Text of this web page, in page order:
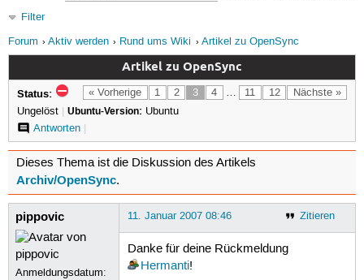
Filter
Forum
Aktiv werden Rund ums Wiki Artikel zu OpenSync
Artikel zu OpenSync
« Vorherige 1 2 3 4 … 11 12 Nächste »
Status:
Ungelöst | Ubuntu-Version: Ubuntu
Antworten|
Dieses Thema ist die Diskussion des Artikels
Archiv/OpenSync.
pippovic
Anmeldungsdatum:
Zitieren
11. Januar 2007 08:46
Danke für deine Rückmeldung
Hermanti!